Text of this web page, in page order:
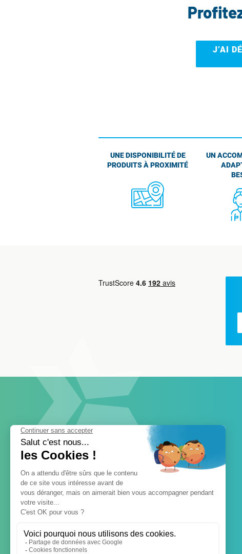
J’AI
UNE DISPONIBILITÉ DE
PRODUITS À PROXIMITÉ
UN